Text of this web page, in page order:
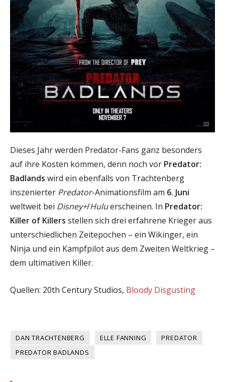
Dieses Jahr werden Predator-Fans ganz besonders
auf ihre Kosten kommen, denn noch vor Predator:
Badlands wird ein ebenfalls von Trachtenberg
inszenierter Predator-Animationsfilm am 6. Juni
weltweit bei Disney+/Huluerscheinen. In Predator:
Killer of Killers stellen sich drei erfahrene Krieger aus
unterschiedlichen Zeitepochen – ein Wikinger, ein
Ninja und ein Kampfpilot aus dem Zweiten Weltkrieg –
dem ultimativen Killer.
Quellen: 20th Century Studios, Bloody Disgusting
DAN TRACHTENBERG ELLE FANNING
PREDATOR
PREDATOR BADLANDS